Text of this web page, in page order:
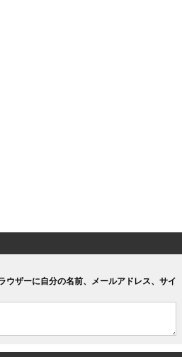
ウザーに自分の名前、メールアドレス、サイ